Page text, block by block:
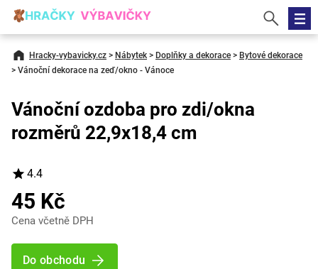
Hracky-vybavicky.cz > Nábytek > Doplňky a dekorace > Bytové dekorace
> Vánoční dekorace na zeď/okno - Vánoce
Vánoční ozdoba pro zdi/okna
rozměrů 22,9x18,4 cm
4.4
45 Kč
Cena včetně DPH
Do obchodu